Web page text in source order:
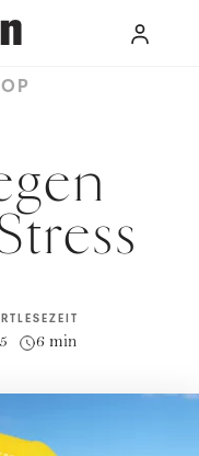
LESEZEIT
6 min